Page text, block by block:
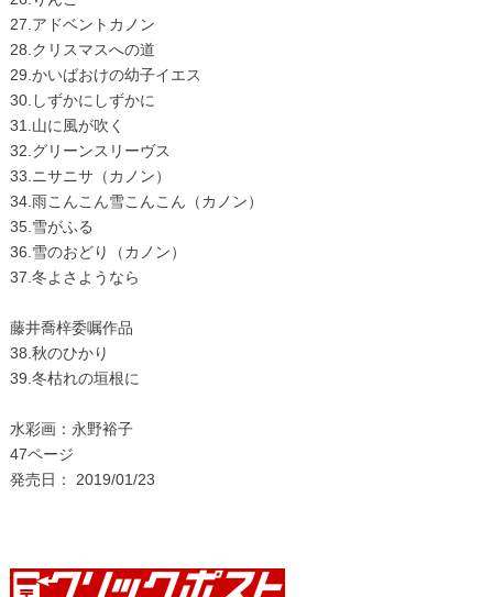
27.アドベントカノン
28.クリスマスへの道
29.かいばおけの幼子イエス
30.しずかにしずかに
31.山に風が吹く
32.グリーンスリーヴス
33.ニサニサ（カノン）
34.雨こんこん雪こんこん（カノン）
35.雪がふる
36.雪のおどり（カノン）
37.冬よさようなら
藤井喬梓委嘱作品
38.秋のひかり
39.冬枯れの垣根に
水彩画：永野裕子
47ページ
発売日： 2019/01/23